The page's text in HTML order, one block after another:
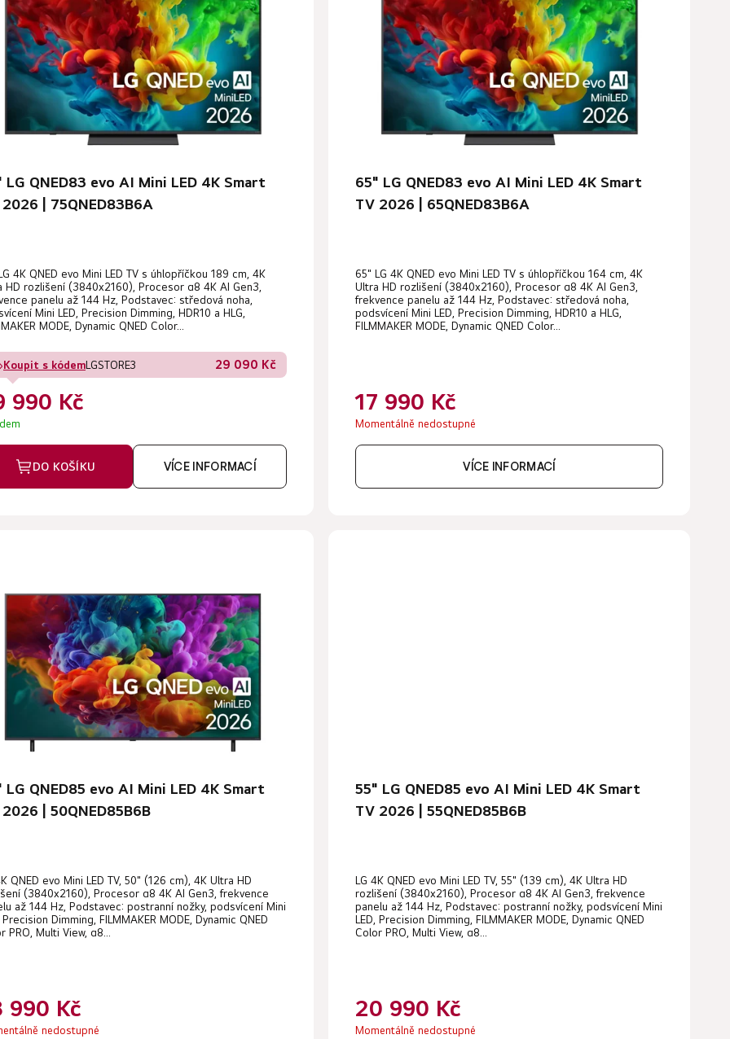
LG QNED83 evo AI Mini LED 4K Smart
| 75QNED83B6A
4K QNED evo Mini LED TV s úhlopříčkou 189 cm, 4K
HD rozlišení (3840x2160), Procesor α8 4K AI Gen3,
panelu až 144 Hz, Podstavec: středová noha,
Mini LED, Precision Dimming, HDR10 a HLG,
MODE, Dynamic QNED Color...
Koupit s kódemLGSTORE3 29 090 Kč
990 Kč
DO KOŠÍKU VÍCE INFORMACÍ
65" LG QNED83 evo AI Mini LED 4K Smart
TV 2026 | 65QNED83B6A
65" LG 4K QNED evo Mini LED TV s úhlopříčkou 164 cm, 4K
Ultra HD rozlišení (3840x2160), Procesor α8 4K AI Gen3,
frekvence panelu až 144 Hz, Podstavec: středová noha,
podsvícení Mini LED, Precision Dimming, HDR10 a HLG,
FILMMAKER MODE, Dynamic QNED Color...
17 990 Kč
Momentálně nedostupné
VÍCE INFORMACÍ
LG QNED85 evo AI Mini LED 4K Smart
| 50QNED85B6B
QNED evo Mini LED TV, 50" (126 cm), 4K Ultra HD
(3840x2160), Procesor α8 4K AI Gen3, frekvence
až 144 Hz, Podstavec: postranní nožky, podsvícení Mini
Precision Dimming, FILMMAKER MODE, Dynamic QNED
PRO, Multi View, α8...
990 Kč
nedostupné
55" LG QNED85 evo AI Mini LED 4K Smart
TV 2026 | 55QNED85B6B
LG 4K QNED evo Mini LED TV, 55" (139 cm), 4K Ultra HD
rozlišení (3840x2160), Procesor α8 4K AI Gen3, frekvence
panelu až 144 Hz, Podstavec: postranní nožky, podsvícení Mini
LED, Precision Dimming, FILMMAKER MODE, Dynamic QNED
Color PRO, Multi View, α8...
20 990 Kč
Momentálně nedostupné